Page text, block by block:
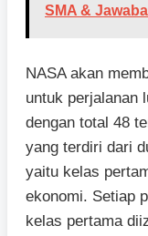
SMA &
NASA akan
untuk perjalanan
dengan total 48
yang terdiri dari
yaitu kelas
ekonomi. Setiap
kelas pertama